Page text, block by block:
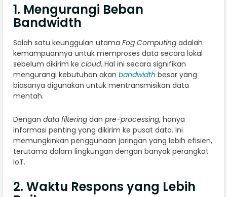
1. Mengurangi Beban
Bandwidth
Salah satu keunggulan utama Fog Computing adalah
kemampuannya untuk memproses data secara lokal
sebelum dikirim ke cloud. Hal ini secara signifikan
mengurangi kebutuhan akan bandwidth besar yang
biasanya digunakan untuk mentransmisikan data
mentah.
Dengan data filtering dan pre-processing, hanya
informasi penting yang dikirim ke pusat data. Ini
memungkinkan penggunaan jaringan yang lebih efisien,
terutama dalam lingkungan dengan banyak perangkat
IoT.
2. Waktu Respons yang Lebih